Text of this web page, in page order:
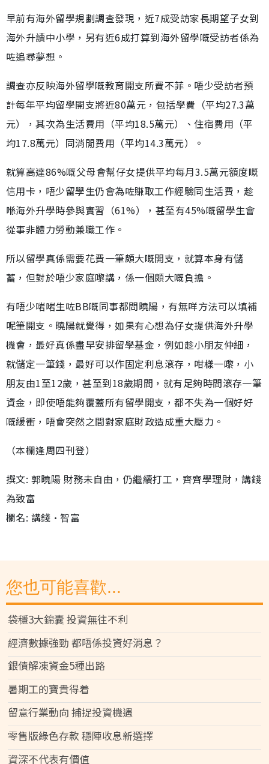
早前有海外留學規劃調查發現，近7成受訪家長期望子女到
海外升讀中小學，另有近6成打算到海外留學嘅受訪者係為
咗追尋夢想。
調查亦反映海外留學嘅教育開支所費不菲。唔少受訪者預
計每年平均留學開支將近80萬元，包括學費（平均27.3萬
元），其次為生活費用（平均18.5萬元）、住宿費用（平
均17.8萬元）同消閒費用（平均14.3萬元）。
就算高達86%嘅父母會幫仔女提供平均每月3.5萬元額度嘅
信用卡，唔少留學生仍會為咗賺取工作經驗同生活費，趁
喺海外升學時參與實習（61%），甚至有45%嘅留學生會
從事非體力勞動兼職工作。
所以留學真係需要花費一筆頗大嘅開支，就算本身有儲
蓄，但對於唔少家庭嚟講，係一個頗大嘅負擔。
有唔少啱啱生咗BB嘅同事都問曉陽，有無咩方法可以填補
呢筆開支。曉陽就覺得，如果有心想為仔女提供海外升學
機會，最好真係盡早安排留學基金，例如趁小朋友仲細，
就儲定一筆錢，最好可以作固定利息滾存，咁樣一嚟，小
朋友由1至12歲，甚至到18歲期間，就有足夠時間滾存一筆
資金，即使唔能夠覆蓋所有留學開支，都不失為一個好好
嘅緩衝，唔會突然之間對家庭財政造成重大壓力。
（本欄逢周四刊登）
撰文: 郭曉陽 財務未自由，仍繼續打工，齊齊學理財，講錢
為致富
欄名: 講錢•智富
您也可能喜歡...
袋穩3大錦囊 投資無往不利
經濟數據強勁 都唔係投資好消息？
銀債解凍資金5種出路
暑期工的寶貴得着
留意行業動向 捕捉投資機遇
零售版綠色存款 穩陣收息新選擇
資深不代表有價值